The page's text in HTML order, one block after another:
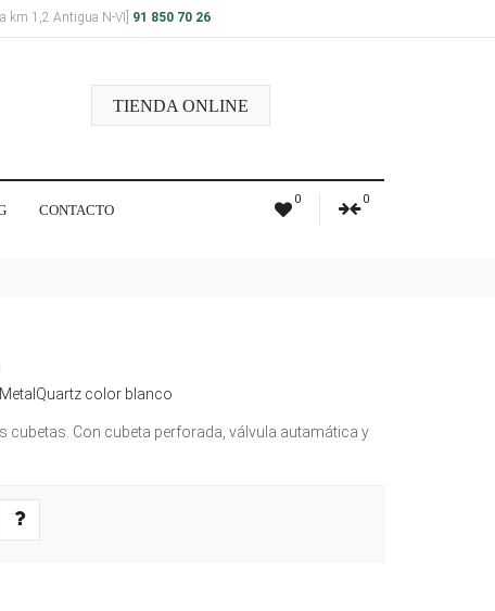
km 1,2 Antigua N-VI] 91 850 70 26
TIENDA ONLINE
CONTACTO
0 0
MetalQuartz color blanco
cubetas. Con cubeta perforada, válvula autamática y